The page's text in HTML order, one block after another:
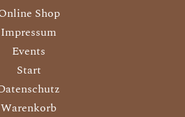
Shop
Impressum
Events
Start
Warenkorb